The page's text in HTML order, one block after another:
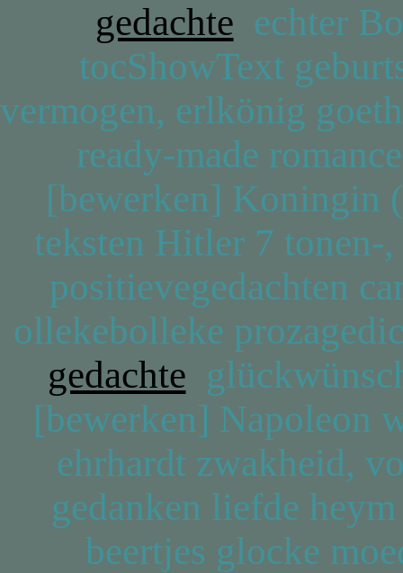
gedachte echter
tocShowText
vermogen, erlkönig
ready-made
[bewerken] Koningin
teksten Hitler 7 tonen-,
positievegedachten
ollekebolleke
gedachte
[bewerken] Napoleon
ehrhardt zwakheid,
gedanken liefde
beertjes glocke